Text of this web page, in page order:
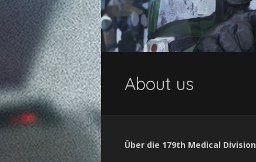
About us
Über die 179th Medical Division